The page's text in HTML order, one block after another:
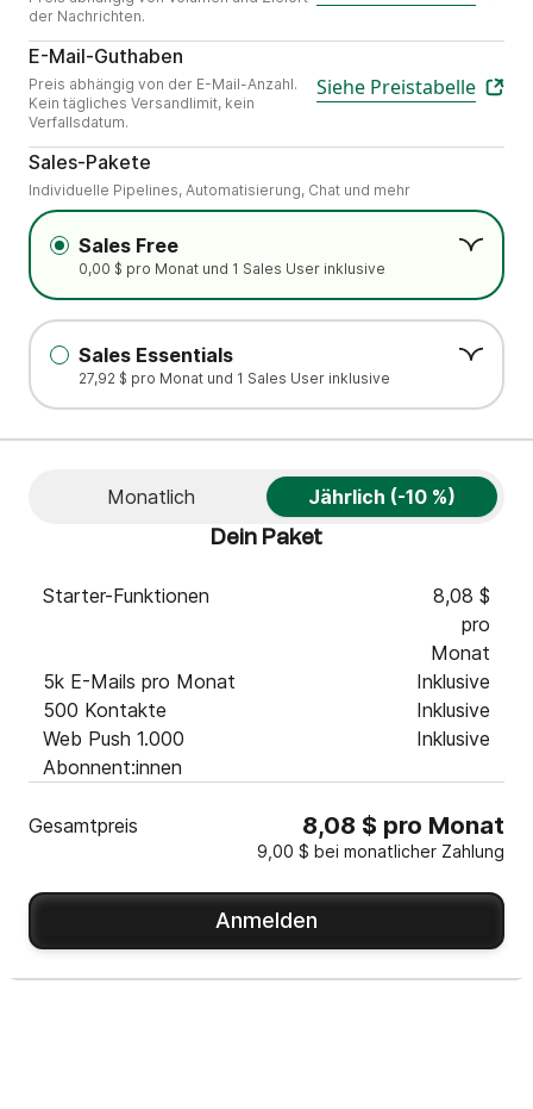
der Nachrichten.
E-Mail-Guthaben
Preis abhängig von der E-Mail-Anzahl.
Kein tägliches Versandlimit, kein
Verfallsdatum.
Siehe Preistabelle
Sales-Pakete
Individuelle Pipelines, Automatisierung, Chat und mehr
Sales Free
0,00 $ pro Monat und 1 Sales User inklusive
Sales Essentials
27,92 $ pro Monat und 1 Sales User inklusive
Monatlich Jährlich (-10 %)
Dein Paket
Starter-Funktionen
8,08 $
pro
Monat
5k E-Mails pro Monat
Inklusive
500 Kontakte
Inklusive
Web Push 1.000
Abonnent:innen
Inklusive
Gesamtpreis 8,08 $ pro Monat
9,00 $ bei monatlicher Zahlung
Anmelden